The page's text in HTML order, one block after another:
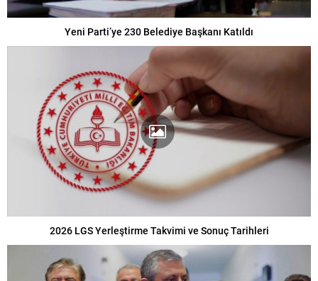
Yeni Parti’ye 230 Belediye Başkanı Katıldı
2026 LGS Yerleştirme Takvimi ve Sonuç Tarihleri